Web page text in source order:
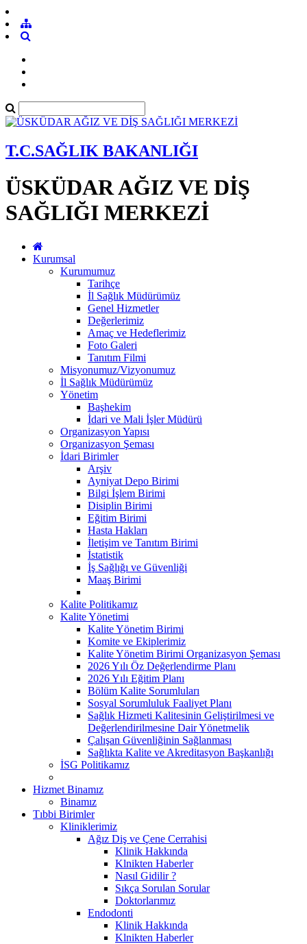
T.C.SAĞLIK BAKANLIĞI
ÜSKÜDAR AĞIZ VE DİŞ
SAĞLIĞI MERKEZİ
Kurumsal
Kurumumuz
Tarihçe
İl Sağlık Müdürümüz
Genel Hizmetler
Değerlerimiz
Amaç ve Hedeflerimiz
Foto Galeri
Tanıtım Filmi
Misyonumuz/Vizyonumuz
İl Sağlık Müdürümüz
Yönetim
Başhekim
İdari ve Mali İşler Müdürü
Organizasyon Yapısı
Organizasyon Şeması
İdari Birimler
Arşiv
Ayniyat Depo Birimi
Bilgi İşlem Birimi
Disiplin Birimi
Eğitim Birimi
Hasta Hakları
İletişim ve Tanıtım Birimi
İstatistik
İş Sağlığı ve Güvenliği
Maaş Birimi
Kalite Politikamız
Kalite Yönetimi
Kalite Yönetim Birimi
Komite ve Ekiplerimiz
Kalite Yönetim Birimi Organizasyon Şeması
2026 Yılı Öz Değerlendirme Planı
2026 Yılı Eğitim Planı
Bölüm Kalite Sorumluları
Sosyal Sorumluluk Faaliyet Planı
Sağlık Hizmeti Kalitesinin Geliştirilmesi ve
Değerlendirilmesine Dair Yönetmelik
Çalışan Güvenliğinin Sağlanması
Sağlıkta Kalite ve Akreditasyon Başkanlığı
İSG Politikamız
Hizmet Binamız
Binamız
Tıbbi Birimler
Kliniklerimiz
Ağız Diş ve Çene Cerrahisi
Klinik Hakkında
Klnikten Haberler
Nasıl Gidilir ?
Sıkça Sorulan Sorular
Doktorlarımız
Endodonti
Klinik Hakkında
Klnikten Haberler